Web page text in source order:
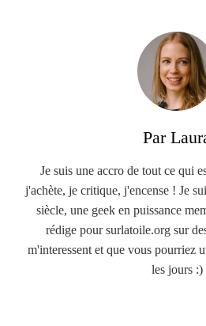
Par
Je suis une accro de tout ce qui
j'achète, je critique, j'encense ! Je
siècle, une geek en puissance
rédige pour surlatoile.org sur
m'interessent et que vous pourriez
les jours :)